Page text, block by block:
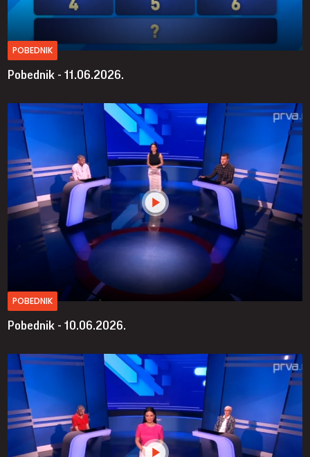
POBEDNIK
Pobednik - 11.06.2026.
POBEDNIK
Pobednik - 10.06.2026.